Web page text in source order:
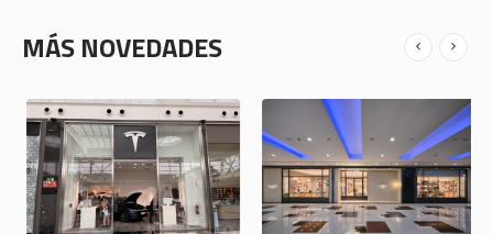
MÁS NOVEDADES